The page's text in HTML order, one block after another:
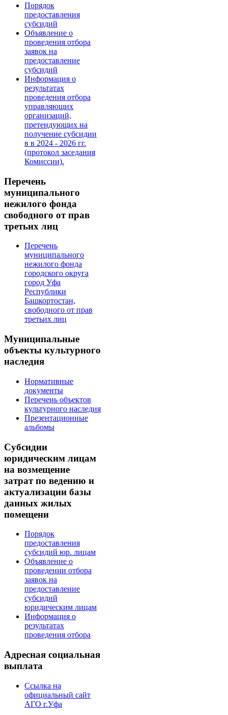
Порядок
предоставления
субсидий
Объявление о
проведения отбора
заявок на
предоставление
субсидий
Информация о
результатах
проведения отбора
управляющих
организаций,
претендующих на
получение субсидии
в в 2024 - 2026 гг.
(протокол заседания
Комиссии).
Перечень
муниципального
нежилого фонда
свободного от прав
третьих лиц
Перечень
муниципального
нежилого фонда
городского округа
город Уфа
Республики
Башкортостан,
свободного от прав
третьих лиц
Муниципальные
объекты культурного
наследия
Нормативные
документы
Перечень объектов
культурного наследия
Презентационные
альбомы
Субсидии
юридическим лицам
на возмещение
затрат по ведению и
актуализации базы
данных жилых
помещени
Порядок
предоставления
субсидий юр. лицам
Объявление о
проведении отбора
заявок на
предоставление
субсидий
юридическим лицам
Информация о
результатах
проведения отбора
Адресная социальная
выплата
Ссылка на
официальный сайт
АГО г.Уфа